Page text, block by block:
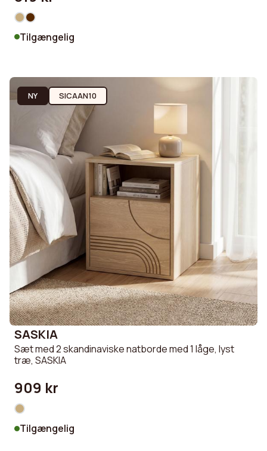
Tilgængelig
NY SICAAN10
SASKIA
Sæt med 2 skandinaviske natborde med 1 låge, lyst
træ, SASKIA
909 kr
Tilgængelig